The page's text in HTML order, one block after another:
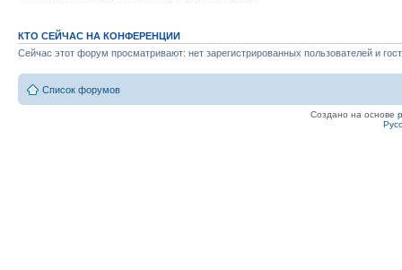
КТО СЕЙЧАС НА КОНФЕРЕНЦИИ
Сейчас этот форум просматривают: нет зарегистрированных пользователей и
Список форумов
Создано на основе